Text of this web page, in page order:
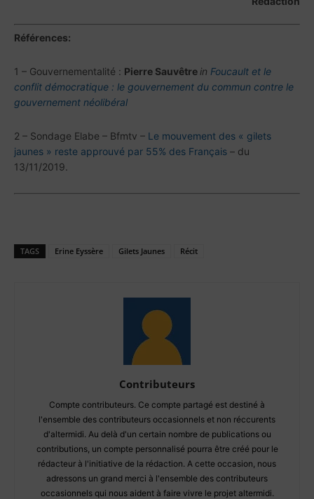
Références:
1 – Gouvernementalité : Pierre Sauvêtre in Foucault et le
conflit démocratique : le gouvernement du commun contre le
gouvernement néolibéral
2 – Sondage Elabe – Bfmtv – Le mouvement des « gilets
jaunes » reste approuvé par 55% des Français – du
13/11/2019.
TAGS Erine Eyssère Gilets Jaunes Récit
Contributeurs
Compte contributeurs. Ce compte partagé est destiné à
l'ensemble des contributeurs occasionnels et non réccurents
d'altermidi. Au delà d'un certain nombre de publications ou
contributions, un compte personnalisé pourra être créé pour le
rédacteur à l'initiative de la rédaction. A cette occasion, nous
adressons un grand merci à l'ensemble des contributeurs
occasionnels qui nous aident à faire vivre le projet altermidi.